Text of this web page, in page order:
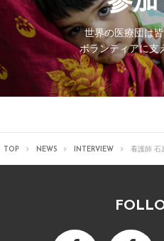
世界の医療団は
ボランティアに支
TOP NEWS INTERVIEW 看護師 石